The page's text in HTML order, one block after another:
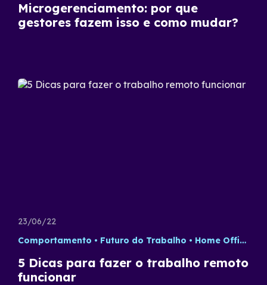
Microgerenciamento: por que
gestores fazem isso e como mudar?
23/06/22
Comportamento
Futuro do Trabalho Home Office
5 Dicas para fazer o trabalho remoto
funcionar